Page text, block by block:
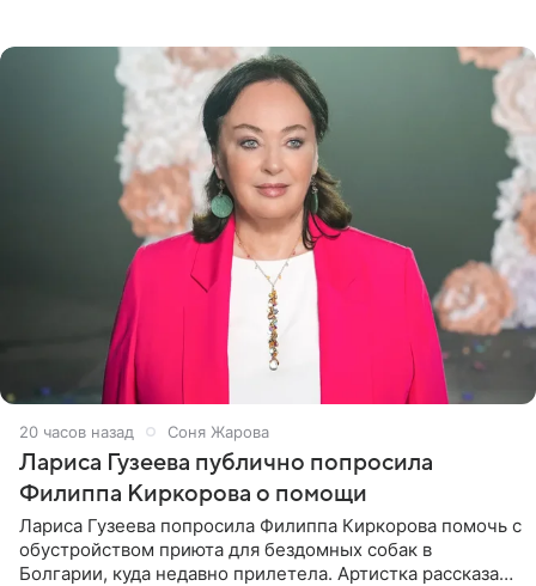
20 часов назад Соня Жарова
Лариса Гузеева публично попросила
Филиппа Киркорова о помощи
Лариса Гузеева попросила Филиппа Киркорова помочь с
обустройством приюта для бездомных собак в
Болгарии, куда недавно прилетела. Артистка рассказала